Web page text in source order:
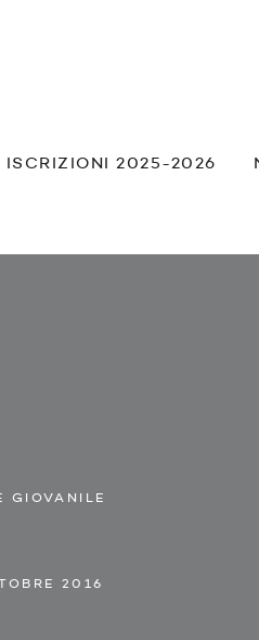
ISCRIZIONI 2025-2026
GIOVANILE
2016